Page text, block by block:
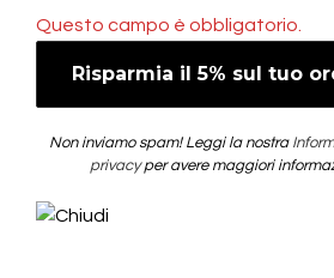
Questo campo è obbligatorio.
Non inviamo spam! Leggi la nostra
privacyper avere maggiori